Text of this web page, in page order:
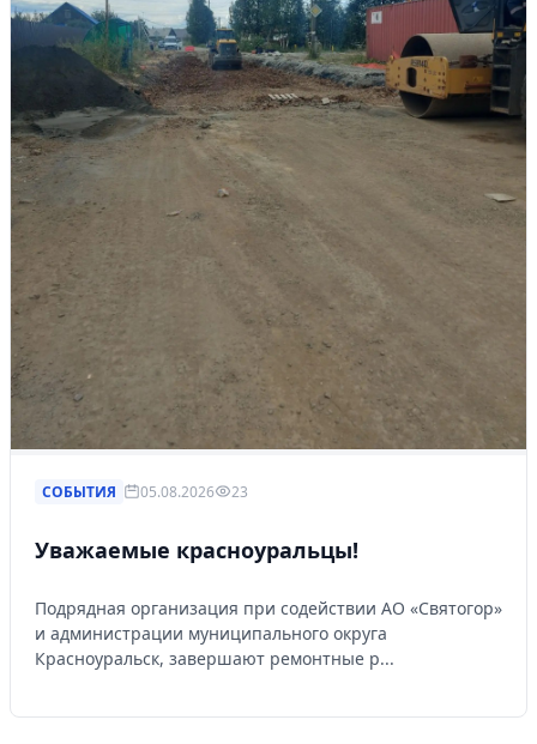
СОБЫТИЯ 05.08.2026 23
Уважаемые красноуральцы!
Подрядная организация при содействии АО «Святогор»
и администрации муниципального округа
Красноуральск, завершают ремонтные р...